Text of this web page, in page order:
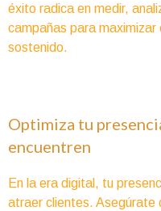
éxito radica en medir,
campañas para
sostenido.
Optimiza tu
encuentren
En la era digital, tu
atraer clientes. Asegúrate